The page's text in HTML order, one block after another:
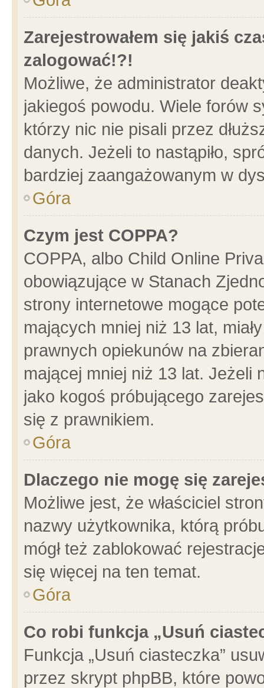
Zarejestrowałem się jakiś
zalogować!?!
Możliwe, że administrator
jakiegoś powodu. Wiele forów
którzy nic nie pisali przez
danych. Jeżeli to nastąpiło,
bardziej zaangażowanym w
Góra
Czym jest COPPA?
COPPA, albo Child Online
obowiązujące w Stanach
strony internetowe mogące
mających mniej niż 13 lat,
prawnych opiekunów na
mającej mniej niż 13 lat. Jeżeli
jako kogoś próbującego
się z prawnikiem.
Góra
Dlaczego nie mogę się
Możliwe jest, że właściciel
nazwy użytkownika, którą
mógł też zablokować
się więcej na ten temat.
Góra
Co robi funkcja „Usuń
Funkcja „Usuń ciasteczka”
przez skrypt phpBB, które